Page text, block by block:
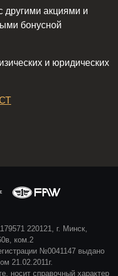
другими акциями и
бонусной
и юридических
220121, г. Минск,
ком.2
№0041147 выдано
21.02.2011г.
носит справочный характер